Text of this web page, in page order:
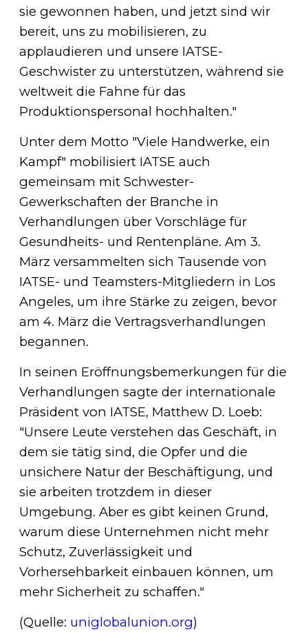
sie gewonnen haben, und jetzt sind wir
bereit, uns zu mobilisieren, zu
applaudieren und unsere IATSE-
Geschwister zu unterstützen, während sie
weltweit die Fahne für das
Produktionspersonal hochhalten."
Unter dem Motto "Viele Handwerke, ein
Kampf" mobilisiert IATSE auch
gemeinsam mit Schwester-
Gewerkschaften der Branche in
Verhandlungen über Vorschläge für
Gesundheits- und Rentenpläne. Am 3.
März versammelten sich Tausende von
IATSE- und Teamsters-Mitgliedern in Los
Angeles, um ihre Stärke zu zeigen, bevor
am 4. März die Vertragsverhandlungen
begannen.
In seinen Eröffnungsbemerkungen für die
Verhandlungen sagte der internationale
Präsident von IATSE, Matthew D. Loeb:
"Unsere Leute verstehen das Geschäft, in
dem sie tätig sind, die Opfer und die
unsichere Natur der Beschäftigung, und
sie arbeiten trotzdem in dieser
Umgebung. Aber es gibt keinen Grund,
warum diese Unternehmen nicht mehr
Schutz, Zuverlässigkeit und
Vorhersehbarkeit einbauen können, um
mehr Sicherheit zu schaffen."
(Quelle: uniglobalunion.org)